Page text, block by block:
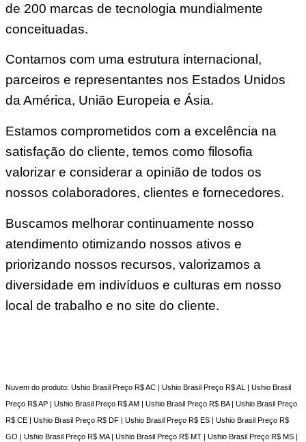
de 200 marcas de tecnologia mundialmente
conceituadas.
Contamos com uma estrutura internacional,
parceiros e representantes nos Estados Unidos
da América, União Europeia e Ásia.
Estamos comprometidos com a excelência na
satisfação do cliente, temos como filosofia
valorizar e considerar a opinião de todos os
nossos colaboradores, clientes e fornecedores.
Buscamos melhorar continuamente nosso
atendimento otimizando nossos ativos e
priorizando nossos recursos, valorizamos a
diversidade em indivíduos e culturas em nosso
local de trabalho e no site do cliente.
Nuvem do produto: Ushio Brasil Preço R$ AC | Ushio Brasil Preço R$ AL | Ushio Brasil
Preço R$ AP | Ushio Brasil Preço R$ AM | Ushio Brasil Preço R$ BA | Ushio Brasil Preço
R$ CE | Ushio Brasil Preço R$ DF | Ushio Brasil Preço R$ ES | Ushio Brasil Preço R$
GO | Ushio Brasil Preço R$ MA | Ushio Brasil Preço R$ MT | Ushio Brasil Preço R$ MS |